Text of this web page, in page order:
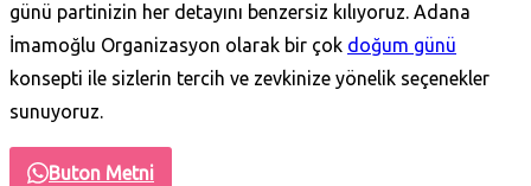
günü partinizin her detayını benzersiz kılıyoruz. Adana
İmamoğlu Organizasyon olarak bir çok doğum günü
konsepti ile sizlerin tercih ve zevkinize yönelik seçenekler
sunuyoruz.
Buton Metni